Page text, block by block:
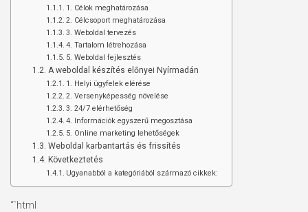
1. Célok meghatározása
2. Célcsoport meghatározása
3. Weboldal tervezés
4. Tartalom létrehozása
5. Weboldal fejlesztés
A weboldal készítés előnyei Nyírmadán
1. Helyi ügyfelek elérése
2. Versenyképesség növelése
3. 24/7 elérhetőség
4. Információk egyszerű megosztása
5. Online marketing lehetőségek
Weboldal karbantartás és frissítés
Következtetés
Ugyanabból a kategóriából származó cikkek:
“`html